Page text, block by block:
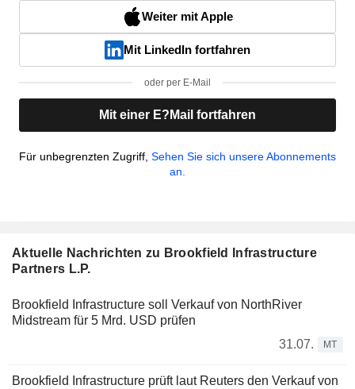
Weiter mit Apple
Mit LinkedIn fortfahren
oder per E-Mail
Mit einer E?Mail fortfahren
Für unbegrenzten Zugriff, Sehen Sie sich unsere Abonnements
an.
Aktuelle Nachrichten zu Brookfield Infrastructure
Partners L.P.
Brookfield Infrastructure soll Verkauf von NorthRiver
Midstream für 5 Mrd. USD prüfen
31.07.
MT
Brookfield Infrastructure prüft laut Reuters den Verkauf von